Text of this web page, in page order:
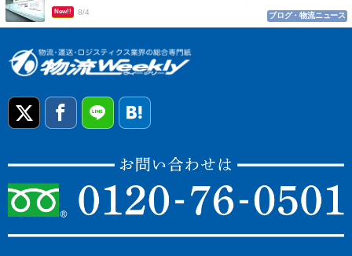
New!! 8/4 ブログ・物流ニュース